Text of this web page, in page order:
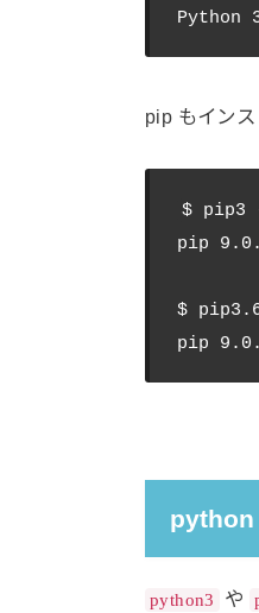
pip もインス
$ pip3
pip
$
python
python3 や